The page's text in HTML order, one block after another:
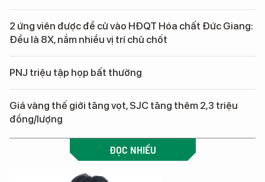
2 ứng viên được đề cử vào HĐQT Hóa chất Đức Giang:
Đều là 8X, nắm nhiều vị trí chủ chốt
PNJ triệu tập họp bất thường
Giá vàng thế giới tăng vọt, SJC tăng thêm 2,3 triệu
đồng/lượng
ĐỌC NHIỀU